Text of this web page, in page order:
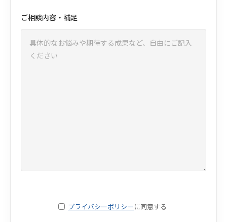
ご相談内容・補足
プライバシーポリシーに同意する